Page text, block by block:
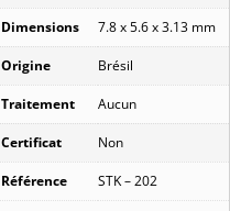
Dimensions 7.8 x 5.6 x 3.13 mm
Origine Brésil
Traitement Aucun
Certificat Non
Référence STK – 202